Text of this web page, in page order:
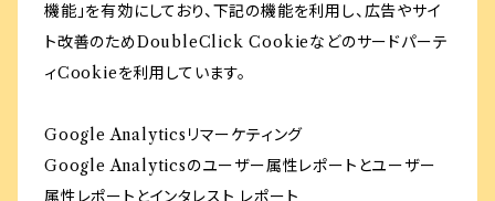
機能」を有効にしており、下記の機能を利用し、広告やサイ
ト改善のためDoubleClick Cookieなどのサードパーテ
ィCookieを利用しています。
Google Analyticsリマーケティング
Google Analyticsのユーザー属性レポートとユーザー
属性レポートとインタレスト レポート